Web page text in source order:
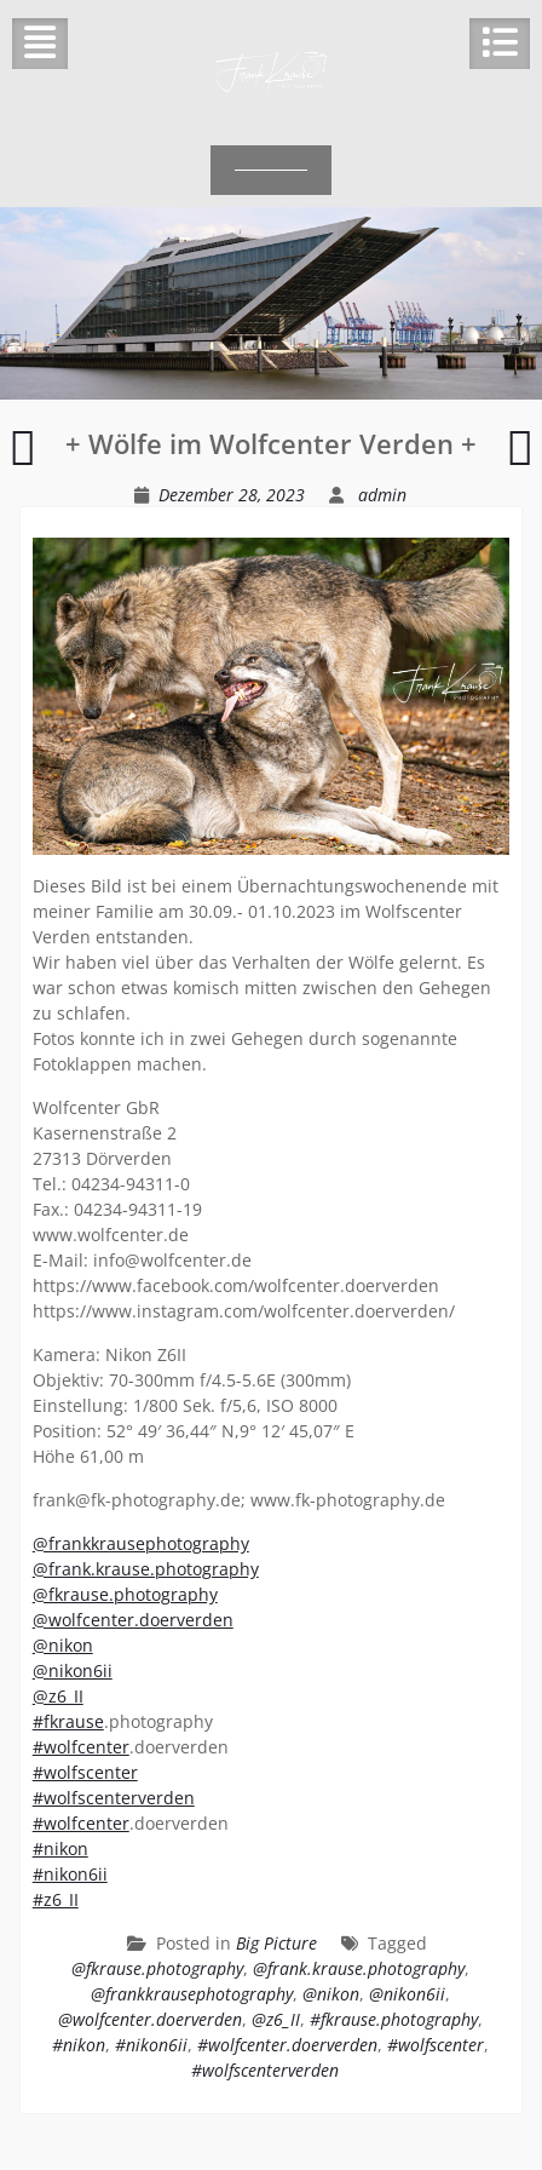
content
Karoline
+ Wölfe im Wolfcenter Verden +
Dezember 28, 2023 admin
Dieses Bild ist bei einem Übernachtungswochenende mit
meiner Familie am 30.09.- 01.10.2023 im Wolfscenter
Verden entstanden.
Wir haben viel über das Verhalten der Wölfe gelernt. Es
war schon etwas komisch mitten zwischen den Gehegen
zu schlafen.
Fotos konnte ich in zwei Gehegen durch sogenannte
Fotoklappen machen.
Wolfcenter GbR
Kasernenstraße 2
27313 Dörverden
Tel.: 04234-94311-0
Fax.: 04234-94311-19
www.wolfcenter.de
E-Mail: info@wolfcenter.de
https://www.facebook.com/wolfcenter.doerverden
https://www.instagram.com/wolfcenter.doerverden/
Kamera: Nikon Z6II
Objektiv: 70-300mm f/4.5-5.6E (300mm)
Einstellung: 1/800 Sek. f/5,6, ISO 8000
Position: 52° 49′ 36,44″ N,9° 12′ 45,07″ E
Höhe 61,00 m
frank@fk-photography.de; www.fk-photography.de
@frankkrausephotography
@frank.krause.photography
@fkrause.photography
@wolfcenter.doerverden
@nikon
@nikon6ii
@z6_II
#fkrause.photography
#wolfcenter.doerverden
#wolfscenter
#wolfscenterverden
#wolfcenter.doerverden
#nikon
#nikon6ii
#z6_II
Posted in Big Picture
Tagged
@fkrause.photography,@frank.krause.photography,
@frankkrausephotography,@nikon,@nikon6ii,
@wolfcenter.doerverden,@z6_II,#fkrause.photography,
#nikon,#nikon6ii,#wolfcenter.doerverden,#wolfscenter,
#wolfscenterverden